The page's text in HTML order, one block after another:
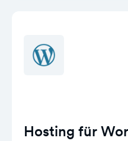
Hosting für